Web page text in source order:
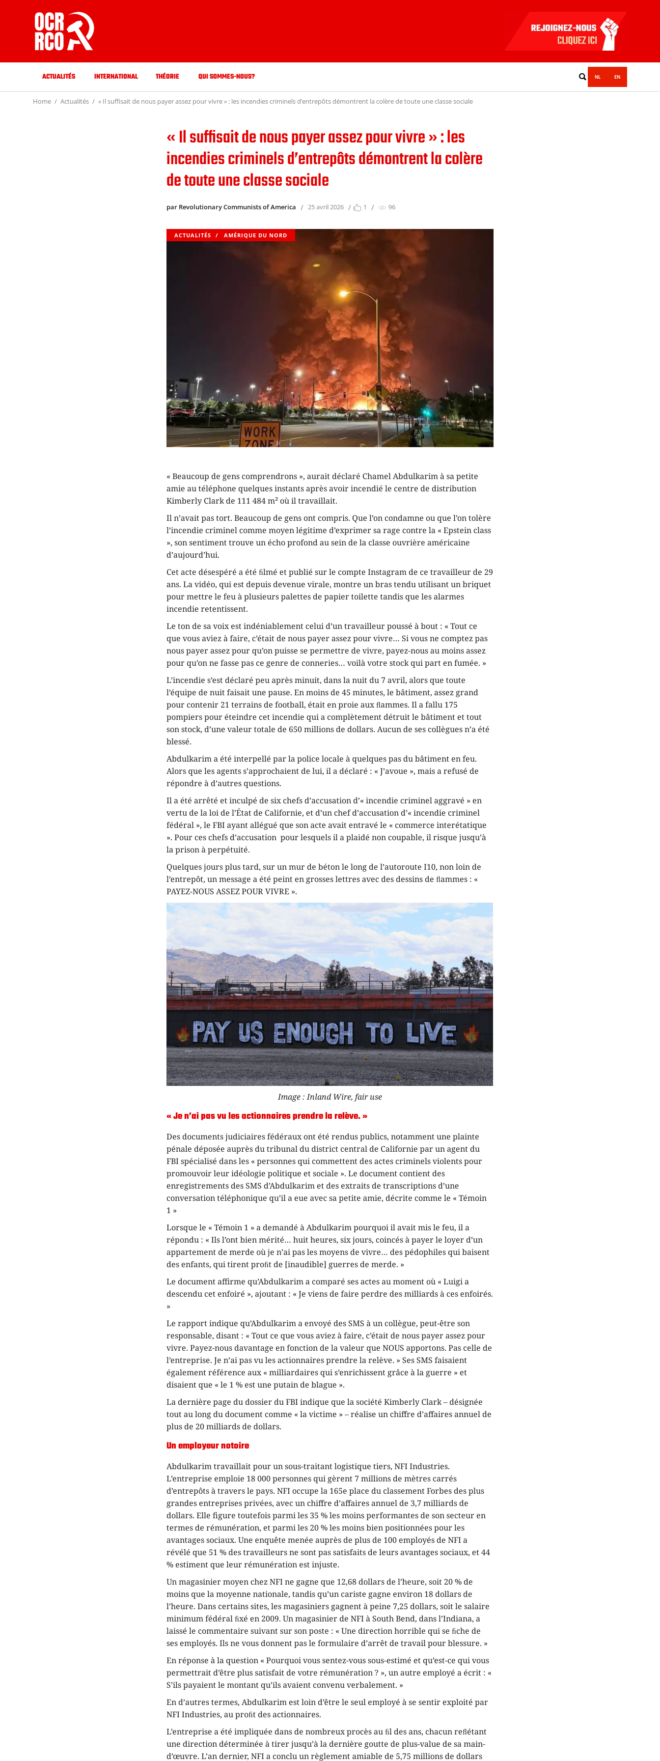
ACTUALITÉS INTERNATIONAL THÉORIE QUI SOMMES-NOUS? NL EN
Home Actualités « Il suffisait de nous payer assez pour vivre » : les incendies criminels d’entrepôts démontrent la colère de toute une classe sociale
« Il suffisait de nous payer assez pour vivre » : les
incendies criminels d’entrepôts démontrent la colère
de toute une classe sociale
par Revolutionary Communists of America 25 avril 2026 1 96
ACTUALITÉS AMÉRIQUE DU NORD
« Beaucoup de gens comprendrons », aurait déclaré Chamel Abdulkarim à sa petite
amie au téléphone quelques instants après avoir incendié le centre de distribution
Kimberly Clark de 111 484 m² où il travaillait.
Il n’avait pas tort. Beaucoup de gens ont compris. Que l’on condamne ou que l’on tolère
l’incendie criminel comme moyen légitime d’exprimer sa rage contre la « Epstein class
», son sentiment trouve un écho profond au sein de la classe ouvrière américaine
d’aujourd’hui.
Cet acte désespéré a été ﬁlmé et publié sur le compte Instagram de ce travailleur de 29
ans. La vidéo, qui est depuis devenue virale, montre un bras tendu utilisant un briquet
pour mettre le feu à plusieurs palettes de papier toilette tandis que les alarmes
incendie retentissent.
Le ton de sa voix est indéniablement celui d’un travailleur poussé à bout : « Tout ce
que vous aviez à faire, c’était de nous payer assez pour vivre… Si vous ne comptez pas
nous payer assez pour qu’on puisse se permettre de vivre, payez-nous au moins assez
pour qu’on ne fasse pas ce genre de conneries… voilà votre stock qui part en fumée. »
L’incendie s’est déclaré peu après minuit, dans la nuit du 7 avril, alors que toute
l’équipe de nuit faisait une pause. En moins de 45 minutes, le bâtiment, assez grand
pour contenir 21 terrains de football, était en proie aux ﬂammes. Il a fallu 175
pompiers pour éteindre cet incendie qui a complètement détruit le bâtiment et tout
son stock, d’une valeur totale de 650 millions de dollars. Aucun de ses collègues n’a été
blessé.
Abdulkarim a été interpellé par la police locale à quelques pas du bâtiment en feu.
Alors que les agents s’approchaient de lui, il a déclaré : « J’avoue », mais a refusé de
répondre à d’autres questions.
Il a été arrêté et inculpé de six chefs d’accusation d’« incendie criminel aggravé » en
vertu de la loi de l’État de Californie, et d’un chef d’accusation d’« incendie criminel
fédéral », le FBI ayant allégué que son acte avait entravé le « commerce interétatique
». Pour ces chefs d’accusation pour lesquels il a plaidé non coupable, il risque jusqu’à
la prison à perpétuité.
Quelques jours plus tard, sur un mur de béton le long de l’autoroute I10, non loin de
l’entrepôt, un message a été peint en grosses lettres avec des dessins de ﬂammes : «
PAYEZ-NOUS ASSEZ POUR VIVRE ».
Image : Inland Wire, fair use
« Je n’ai pas vu les actionnaires prendre la relève. »
Des documents judiciaires fédéraux ont été rendus publics, notamment une plainte
pénale déposée auprès du tribunal du district central de Californie par un agent du
FBI spécialisé dans les « personnes qui commettent des actes criminels violents pour
promouvoir leur idéologie politique et sociale ». Le document contient des
enregistrements des SMS d’Abdulkarim et des extraits de transcriptions d’une
conversation téléphonique qu’il a eue avec sa petite amie, décrite comme le « Témoin
1 »
Lorsque le « Témoin 1 » a demandé à Abdulkarim pourquoi il avait mis le feu, il a
répondu : « Ils l’ont bien mérité… huit heures, six jours, coincés à payer le loyer d’un
appartement de merde où je n’ai pas les moyens de vivre… des pédophiles qui baisent
des enfants, qui tirent proﬁt de [inaudible] guerres de merde. »
Le document affirme qu’Abdulkarim a comparé ses actes au moment où « Luigi a
descendu cet enfoiré », ajoutant : « Je viens de faire perdre des milliards à ces enfoirés.
»
Le rapport indique qu’Abdulkarim a envoyé des SMS à un collègue, peut-être son
responsable, disant : « Tout ce que vous aviez à faire, c’était de nous payer assez pour
vivre. Payez-nous davantage en fonction de la valeur que NOUS apportons. Pas celle de
l’entreprise. Je n’ai pas vu les actionnaires prendre la relève. » Ses SMS faisaient
également référence aux « milliardaires qui s’enrichissent grâce à la guerre » et
disaient que « le 1 % est une putain de blague ».
La dernière page du dossier du FBI indique que la société Kimberly Clark – désignée
tout au long du document comme « la victime » – réalise un chiffre d’affaires annuel de
plus de 20 milliards de dollars.
Un employeur notoire
Abdulkarim travaillait pour un sous-traitant logistique tiers, NFI Industries.
L’entreprise emploie 18 000 personnes qui gèrent 7 millions de mètres carrés
d’entrepôts à travers le pays. NFI occupe la 165e place du classement Forbes des plus
grandes entreprises privées, avec un chiffre d’affaires annuel de 3,7 milliards de
dollars. Elle figure toutefois parmi les 35 % les moins performantes de son secteur en
termes de rémunération, et parmi les 20 % les moins bien positionnées pour les
avantages sociaux. Une enquête menée auprès de plus de 100 employés de NFI a
révélé que 51 % des travailleurs ne sont pas satisfaits de leurs avantages sociaux, et 44
% estiment que leur rémunération est injuste.
Un magasinier moyen chez NFI ne gagne que 12,68 dollars de l’heure, soit 20 % de
moins que la moyenne nationale, tandis qu’un cariste gagne environ 18 dollars de
l’heure. Dans certains sites, les magasiniers gagnent à peine 7,25 dollars, soit le salaire
minimum fédéral ﬁxé en 2009. Un magasinier de NFI à South Bend, dans l’Indiana, a
laissé le commentaire suivant sur son poste : « Une direction horrible qui se ﬁche de
ses employés. Ils ne vous donnent pas le formulaire d’arrêt de travail pour blessure. »
En réponse à la question « Pourquoi vous sentez-vous sous-estimé et qu’est-ce qui vous
permettrait d’être plus satisfait de votre rémunération ? », un autre employé a écrit : «
S’ils payaient le montant qu’ils avaient convenu verbalement. »
En d’autres termes, Abdulkarim est loin d’être le seul employé à se sentir exploité par
NFI Industries, au proﬁt des actionnaires.
L’entreprise a été impliquée dans de nombreux procès au ﬁl des ans, chacun reﬂétant
une direction déterminée à tirer jusqu’à la dernière goutte de plus-value de sa main-
d’œuvre. L’an dernier, NFI a conclu un règlement amiable de 5,75 millions de dollars